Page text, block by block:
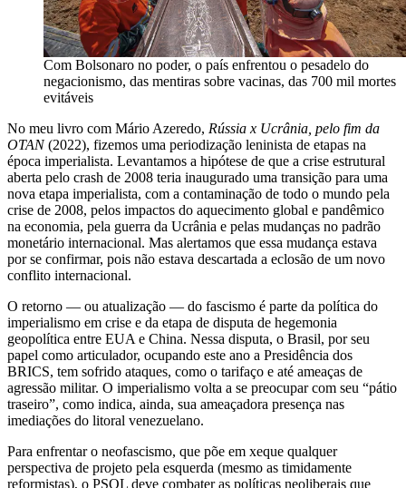
Com Bolsonaro no poder, o país enfrentou o pesadelo do
negacionismo, das mentiras sobre vacinas, das 700 mil mortes
evitáveis
No meu livro com Mário Azeredo, Rússia x Ucrânia, pelo fim da
OTAN(2022), fizemos uma periodização leninista de etapas na
época imperialista. Levantamos a hipótese de que a crise estrutural
aberta pelo crash de 2008 teria inaugurado uma transição para uma
nova etapa imperialista, com a contaminação de todo o mundo pela
crise de 2008, pelos impactos do aquecimento global e pandêmico
na economia, pela guerra da Ucrânia e pelas mudanças no padrão
monetário internacional. Mas alertamos que essa mudança estava
por se confirmar, pois não estava descartada a eclosão de um novo
conflito internacional.
O retorno — ou atualização — do fascismo é parte da política do
imperialismo em crise e da etapa de disputa de hegemonia
geopolítica entre EUA e China. Nessa disputa, o Brasil, por seu
papel como articulador, ocupando este ano a Presidência dos
BRICS, tem sofrido ataques, como o tarifaço e até ameaças de
agressão militar. O imperialismo volta a se preocupar com seu “pátio
traseiro”, como indica, ainda, sua ameaçadora presença nas
imediações do litoral venezuelano.
Para enfrentar o neofascismo, que põe em xeque qualquer
perspectiva de projeto pela esquerda (mesmo as timidamente
reformistas), o PSOL deve combater as políticas neoliberais que